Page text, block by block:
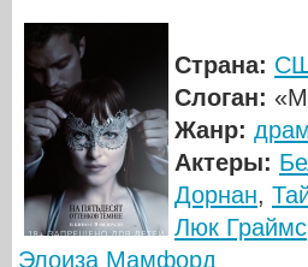
Страна:
Слоган:
Жанр:
Актеры:
Дорнан,
Люк Граймс
Элоиза Мамфорд